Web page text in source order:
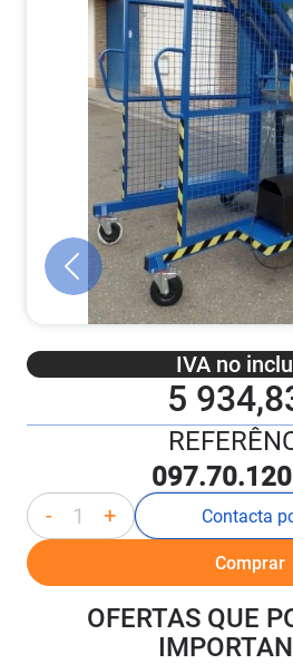
IVA no
5
- + Contacta
Comprar
OFERTAS QUE